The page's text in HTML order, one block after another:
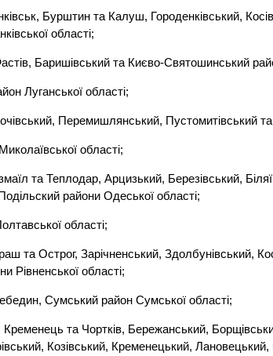
Бурштин та Калуш, Городенківський,
області;
Баришівський та Києво-Святошинський
Луганської області;
Перемишлянський, Пустомитівський
області;
та Теплодар, Арцизький, Березівський,
райони Одеської області;
області;
та Острог, Зарічненський, Здолбунівський,
Рівненської області;
Сумський район Сумської області;
Кременець та Чортків, Бережанський,
Козівський, Кременецький,